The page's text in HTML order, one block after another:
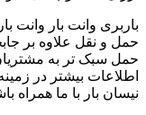
باربری وانت بار وانت
حمل و نقل علاوه بر
حمل سبک تر به
اطلاعات بیشتر در
نیسان بار با ما همراه